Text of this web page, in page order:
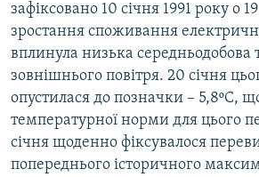
зафіксовано 10 січня 1991 року о
зростання споживання
вплинула низька середньодобова
зовнішнього повітря. 20 січня
опустилася до позначки – 5,8ºС,
температурної норми для цього
січня щоденно фіксувалося
попереднього історичного